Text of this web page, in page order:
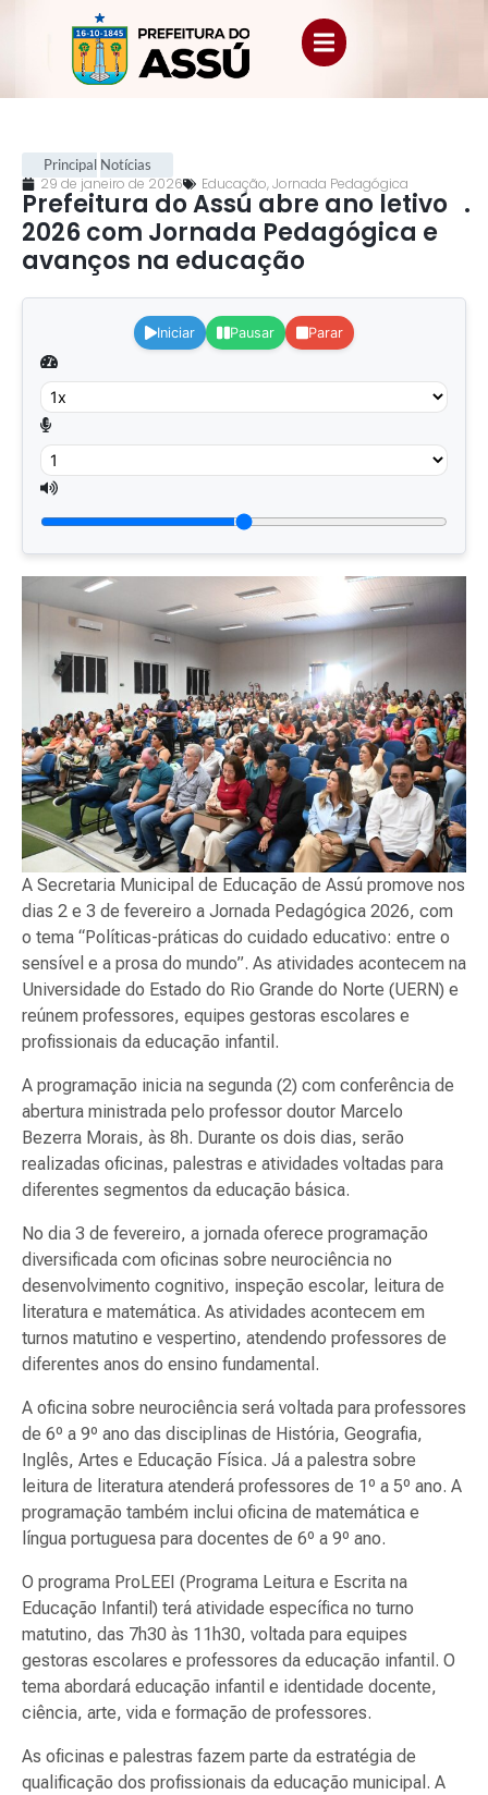
Principal Notícias
29 de janeiro de 2026 Educação,Jornada Pedagógica
Prefeitura do Assú abre ano letivo
2026 com Jornada Pedagógica e
avanços na educação
.
Iniciar Pausar Parar
A Secretaria Municipal de Educação de Assú promove nos
dias 2 e 3 de fevereiro a Jornada Pedagógica 2026, com
o tema “Políticas-práticas do cuidado educativo: entre o
sensível e a prosa do mundo”. As atividades acontecem na
Universidade do Estado do Rio Grande do Norte (UERN) e
reúnem professores, equipes gestoras escolares e
profissionais da educação infantil.
A programação inicia na segunda (2) com conferência de
abertura ministrada pelo professor doutor Marcelo
Bezerra Morais, às 8h. Durante os dois dias, serão
realizadas oficinas, palestras e atividades voltadas para
diferentes segmentos da educação básica.
No dia 3 de fevereiro, a jornada oferece programação
diversificada com oficinas sobre neurociência no
desenvolvimento cognitivo, inspeção escolar, leitura de
literatura e matemática. As atividades acontecem em
turnos matutino e vespertino, atendendo professores de
diferentes anos do ensino fundamental.
A oficina sobre neurociência será voltada para professores
de 6º a 9º ano das disciplinas de História, Geografia,
Inglês, Artes e Educação Física. Já a palestra sobre
leitura de literatura atenderá professores de 1º a 5º ano. A
programação também inclui oficina de matemática e
língua portuguesa para docentes de 6º a 9º ano.
O programa ProLEEI (Programa Leitura e Escrita na
Educação Infantil) terá atividade específica no turno
matutino, das 7h30 às 11h30, voltada para equipes
gestoras escolares e professores da educação infantil. O
tema abordará educação infantil e identidade docente,
ciência, arte, vida e formação de professores.
As oficinas e palestras fazem parte da estratégia de
qualificação dos profissionais da educação municipal. A